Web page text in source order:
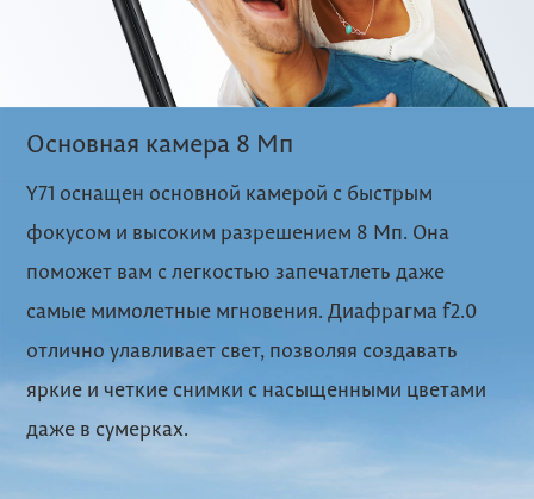
Основная камера 8 Мп
Y71 оснащен основной камерой с быстрым
фокусом и высоким разрешением 8 Мп. Она
поможет вам с легкостью запечатлеть даже
самые мимолетные мгновения.Диафрагма f2.0
отлично улавливает свет, позволяя создавать
яркие и четкие снимки с насыщенными цветами
даже в сумерках.